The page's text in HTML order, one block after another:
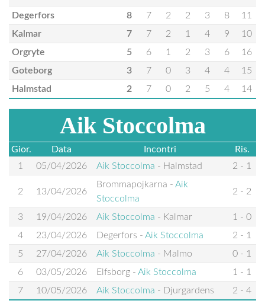
Degerfors
8 7 2 2 3 8
11
Kalmar
7 7 2 1 4 9
10
Orgryte
5 6 1 2 3 6
16
Goteborg
3 7 0 3 4 4
15
Halmstad
2 7 0 2 5 4 14
Aik Stoccolma
Gior. Data Incontri
Ris.
1
05/04/2026 Aik Stoccolma - Halmstad 2 - 1
2 13/04/2026
Brommapojkarna - Aik
Stoccolma
2 - 2
3 19/04/2026 Aik Stoccolma - Kalmar
1 - 0
4
23/04/2026 Degerfors - Aik Stoccolma
2 - 1
5
27/04/2026 Aik Stoccolma - Malmo
0 - 1
6
03/05/2026 Elfsborg - Aik Stoccolma
1 - 1
7
10/05/2026 Aik Stoccolma - Djurgardens 2 - 4